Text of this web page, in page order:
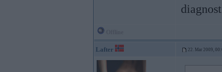
Lafter 22. Mar 2009,